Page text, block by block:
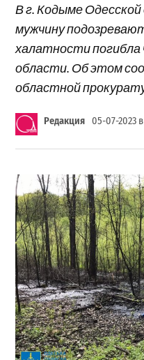
В г. Кодыме
мужчину
халатности погибла
области. Об этом
областной
Редакция 05-07-2023 в